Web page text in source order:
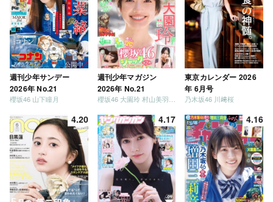
週刊少年サンデー
2026年 No.21
櫻坂46 山下瞳月
週刊少年マガジン
2026年 No.21
櫻坂46 大園玲 村山美羽 稲熊ひな
東京カレンダー 2026
年 6月号
乃木坂46 川﨑桜
4.20 4.17 4.16